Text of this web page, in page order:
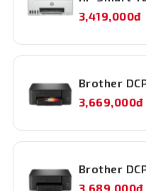
3,419,000đ
Brother
3,669,000đ
Brother
3,689,000đ